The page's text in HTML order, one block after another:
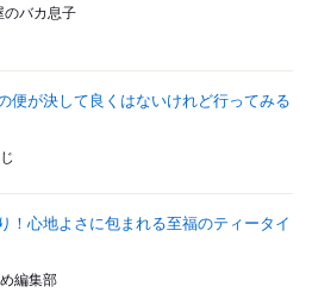
のバカ息子
便が決して良くはないけれど行ってみる
！心地よさに包まれる至福のティータイ
編集部